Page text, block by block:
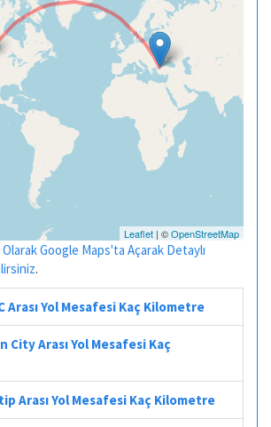
Leaflet | ©OpenStreetMap
Google Maps'ta Açarak Detaylı
.
Arası Yol Mesafesi Kaç Kilometre
City Arası Yol Mesafesi Kaç
Arası Yol Mesafesi Kaç Kilometre